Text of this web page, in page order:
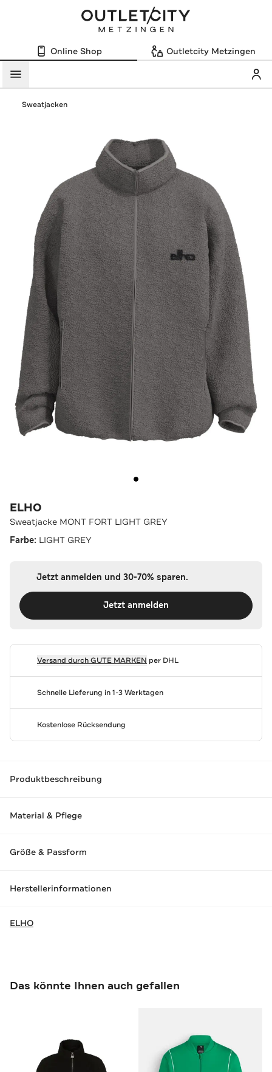
Online Shop Outletcity Metzingen
Menü
Sweatjacken
ELHO
Sweatjacke MONT FORT LIGHT GREY
Farbe: LIGHT GREY
Jetzt anmelden und 30-70% sparen.
Jetzt anmelden
Versand durchGUTE MARKEN per DHL
Schnelle Lieferung in 1-3 Werktagen
Kostenlose Rücksendung
Produktbeschreibung
Material & Pflege
Größe & Passform
Herstellerinformationen
ELHO
Das könnte Ihnen auch gefallen